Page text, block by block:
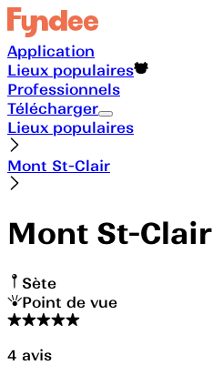
Application
Lieux populaires
Professionnels
Télécharger
Lieux populaires
Mont St-Clair
Mont St-Clair
Sète
Point de vue
4 avis